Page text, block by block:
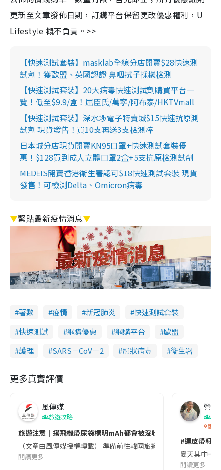
更新至文章發佈日期，訂購平台保留更改優惠權利，U
Lifestyle 概不負責。>>
【快速測試套裝】masklab全線分店開賣$28快速測
試劑！獲歐盟、英國認證 鼻咽拭子採樣檢測
【快速測試套裝】20大病毒快速測試劑購買平台一
覽！低至$9.9/盒！屈臣氏/萬寧/阿布泰/HKTVmall
【快速測試套裝】深水埗電子特賣城$15快速抗原測
試劑 現貨發售！買10支再送3支檢測棒
日本城分店現貨開賣KN95口罩+快速測試套裝優
惠！$128買到成人立體口罩2盒+5支抗原檢測試劑
MEDEIS開賣香港衛生署認可$18快速測試套裝 現貨
發售！可檢測Delta、Omicron病毒
▼緊貼最新疫情消息▼
著數 疫情 新冠肺炎
快速測試套裝
快速測試
網購優惠 網購平台
歐盟
護理
SARS－CoV－2 冠狀病毒 衞生署
更多真實評價
風傳媒
旅遊攻略
旅遊注意｜搭飛機帶尿袋標明mAh都會被沒收😱出發前切記檢查
（文章由風傳媒授權轉載） 準備前往韓國旅遊的民眾，近期要
閱讀更多
營養
香港
#連皮帶籽
夏天其中一
閱讀更多